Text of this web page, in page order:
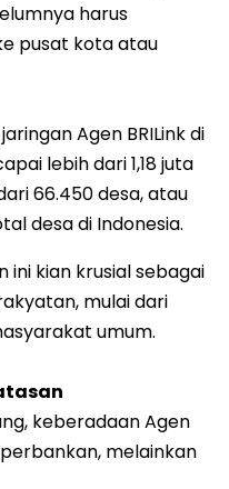
harus
pusat kota atau
Agen BRILink di
lebih dari 1,18 juta
66.450 desa, atau
desa di Indonesia.
ini kian krusial sebagai
mulai dari
umum.
keberadaan Agen
melainkan